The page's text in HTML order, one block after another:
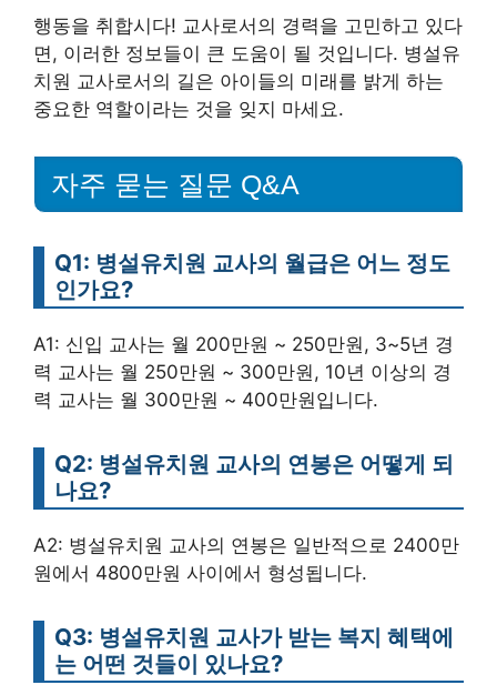
행동을 취합시다! 교사로서의 경력을 고민하고 있다
면, 이러한 정보들이 큰 도움이 될 것입니다. 병설유
치원 교사로서의 길은 아이들의 미래를 밝게 하는
중요한 역할이라는 것을 잊지 마세요.
자주 묻는 질문 Q&A
Q1: 병설유치원 교사의 월급은 어느 정도
인가요?
A1: 신입 교사는 월 200만원 ~ 250만원, 3~5년 경
력 교사는 월 250만원 ~ 300만원, 10년 이상의 경
력 교사는 월 300만원 ~ 400만원입니다.
Q2: 병설유치원 교사의 연봉은 어떻게 되
나요?
A2: 병설유치원 교사의 연봉은 일반적으로 2400만
원에서 4800만원 사이에서 형성됩니다.
Q3: 병설유치원 교사가 받는 복지 혜택에
는 어떤 것들이 있나요?